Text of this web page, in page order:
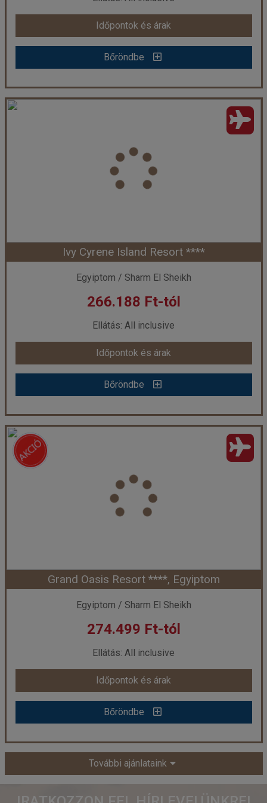
Időpontok és árak
Bőröndbe
Időpontok és árak
Bőröndbe
Ivy Cyrene Sharm Resort ****
Sharm El Sheikh
Utazás módja:
Repülővel
Ellátás:
All inclusive
Szálláskategória:Hotel ****
Időpont: 2026-08-25 | 7 éj
már 260.902 Ft-tól
Időpontok és árak
Bőröndbe
Ivy Cyrene Island Resort ****
Egyiptom / Sharm El Sheikh
266.188 Ft-tól
Ellátás: All inclusive
Időpontok és árak
Bőröndbe
Ivy Cyrene Island Resort ****
Sharm El Sheikh
Utazás módja:
Repülővel
Ellátás:
All inclusive
Szálláskategória:Hotel ****
Időpont: 2026-08-25 | 7 éj
már 266.188 Ft-tól
Időpontok és árak
Bőröndbe
Grand Oasis Resort ****, Egyiptom
Egyiptom / Sharm El Sheikh
274.499 Ft-tól
Ellátás: All inclusive
Időpontok és árak
Bőröndbe
Grand Oasis Resort ****, Egyiptom
Ország:
Egyiptom
További ajánlataink